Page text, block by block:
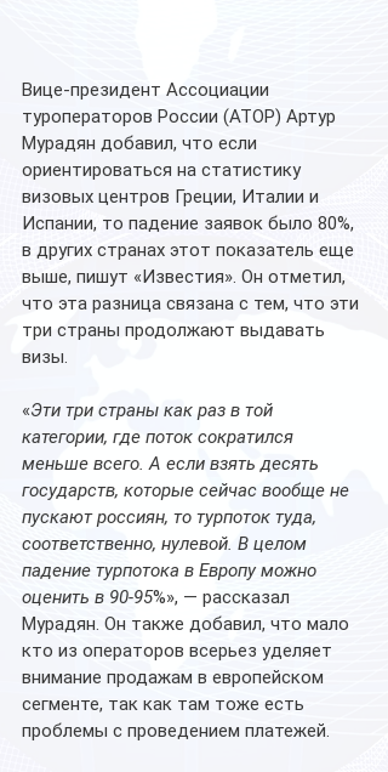
Вице-президент Ассоциации
туроператоров России (АТОР) Артур
Мурадян добавил, что если
ориентироваться на статистику
визовых центров Греции, Италии и
Испании, то падение заявок было 80%,
в других странах этот показатель еще
выше, пишут «Известия». Он отметил,
что эта разница связана с тем, что эти
три страны продолжают выдавать
визы.
«Эти три страны как раз в той
категории, где поток сократился
меньше всего. А если взять десять
государств, которые сейчас вообще не
пускают россиян, то турпоток туда,
соответственно, нулевой. В целом
падение турпотока в Европу можно
оценить в 90-95%», — рассказал
Мурадян. Он также добавил, что мало
кто из операторов всерьез уделяет
внимание продажам в европейском
сегменте, так как там тоже есть
проблемы с проведением платежей.